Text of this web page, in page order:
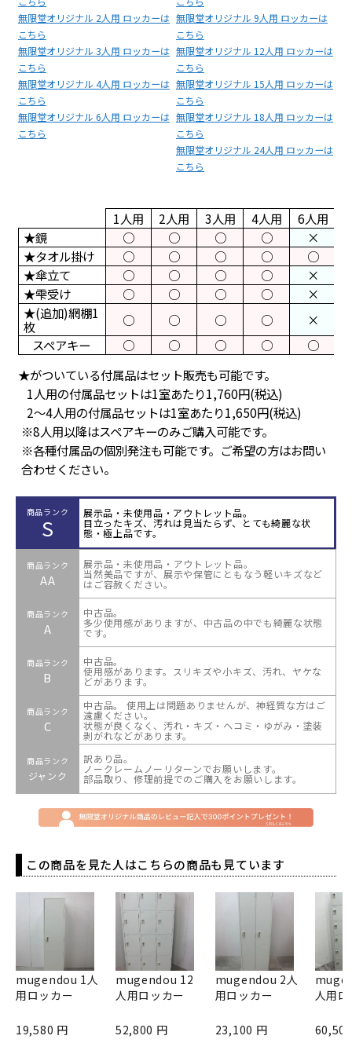
無限堂オリジナル 2人用 ロッカーは
こちら
無限堂オリジナル 3人用 ロッカーは
こちら
無限堂オリジナル 4人用 ロッカーは
こちら
無限堂オリジナル 6人用 ロッカーは
こちら
無限堂オリジナル 9人用 ロッカーは
こちら
無限堂オリジナル 12人用 ロッカーは
こちら
無限堂オリジナル 15人用 ロッカーは
こちら
無限堂オリジナル 18人用 ロッカーは
こちら
無限堂オリジナル 24人用 ロッカーは
こちら
1人用 2人用 3人用 4人用 6人用
★鏡
○ ○ ○ ○
×
★タオル掛け
○ ○ ○ ○
○
★傘立て
○ ○ ○ ○
×
★雫受け
○ ○ ○ ○
×
★(追加)網棚1
枚
○ ○ ○ ○
×
スペアキー
○ ○ ○ ○
○
★がついている付属品はセット販売も可能です。
1人用の付属品セットは1室あたり1,760円(税込)
2～4人用の付属品セットは1室あたり1,650円(税込)
※8人用以降はスペアキーのみご購入可能です。
※各種付属品の個別発注も可能です。ご希望の方はお問い
合わせください。
商品ランク
S
展示品・未使用品・アウトレット品。
目立ったキズ、汚れは見当たらず、とても綺麗な状
態・極上品です。
商品ランク
AA
展示品・未使用品・アウトレット品。
当然美品ですが、展示や保管にともなう軽いキズなど
はご容赦ください。
商品ランク
A
中古品。
多少使用感がありますが、中古品の中でも綺麗な状態
です。
商品ランク
B
中古品。
使用感があります。スリキズや小キズ、汚れ、ヤケな
どがあります。
商品ランク
C
中古品。 使用上は問題ありませんが、神経質な方はご
遠慮ください。
状態が良くなく、汚れ・キズ・ヘコミ・ゆがみ・塗装
剥がれなどがあります。
商品ランク
ジャンク
訳あり品。
ノークレームノーリターンでお願いします。
部品取り、修理前提でのご購入をお願いします。
この商品を見た人はこちらの商品も見ています
mugendou 1人
用ロッカー
19,580 円
mugendou 12
人用ロッカー
52,800 円
mugendou 2人
用ロッカー
23,100 円
人用